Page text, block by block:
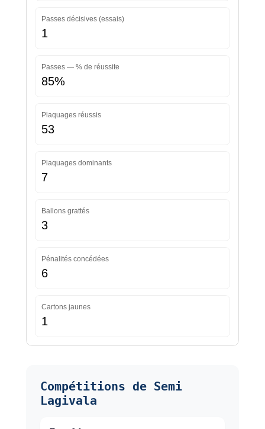
Passes décisives (essais)
1
Passes — % de réussite
85%
Plaquages réussis
53
Plaquages dominants
7
Ballons grattés
3
Pénalités concédées
6
Cartons jaunes
1
Compétitions de Semi
Lagivala